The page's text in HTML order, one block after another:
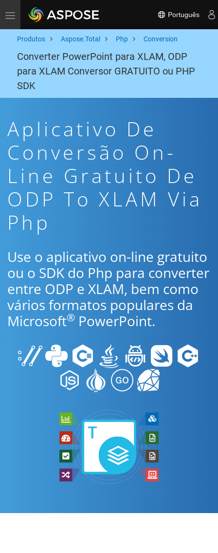
Toggle navigation Português
Produtos Aspose.Total Php Conversion
Converter PowerPoint para XLAM, ODP
para XLAM Conversor GRATUITO ou PHP
SDK
Aplicativo De
Conversão On-
Line Gratuito De
ODP To XLAM Via
Php
Use o aplicativo on-line gratuito
ou o SDK do Php para converter
entre ODP e XLAM, bem como
vários formatos populares da
Microsoft® PowerPoint.